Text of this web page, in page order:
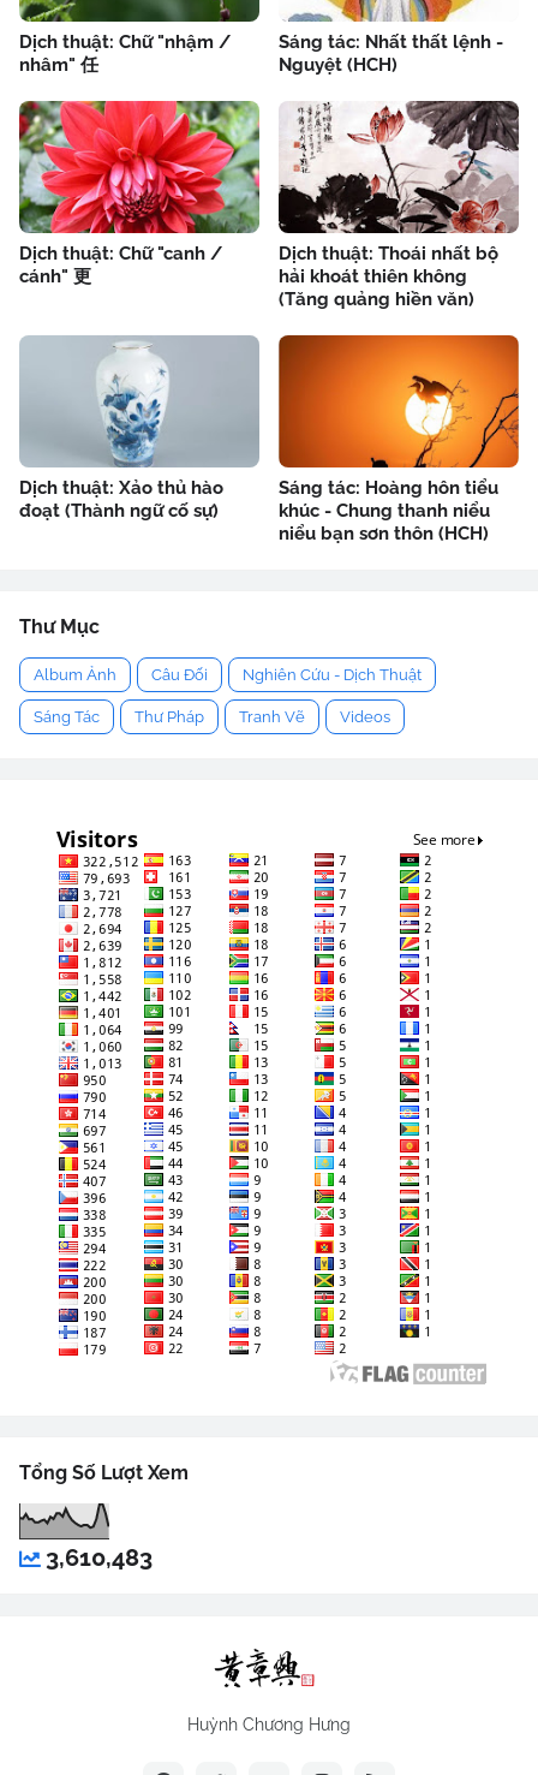
Dịch thuật: Chữ "nhậm /
nhâm" 任
Sáng tác: Nhất thất lệnh -
Nguyệt (HCH)
Dịch thuật: Chữ "canh /
cánh" 更
Dịch thuật: Thoái nhất bộ
hải khoát thiên không
(Tăng quảng hiền văn)
Dịch thuật: Xảo thủ hào
đoạt (Thành ngữ cố sự)
Sáng tác: Hoàng hôn tiểu
khúc - Chung thanh niểu
niểu bạn sơn thôn (HCH)
Thư Mục
Album Ảnh Câu Đối Nghiên Cứu - Dịch Thuật
Sáng Tác Thư Pháp Tranh Vẽ Videos
Tổng Số Lượt Xem
3,610,483
Huỳnh Chương Hưng